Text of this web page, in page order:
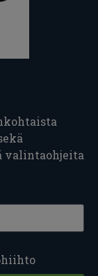
valintaohjeita